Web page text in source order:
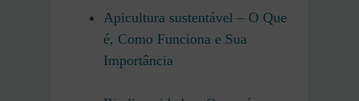
Apicultura sustentável – O Que
é, Como Funciona e Sua
Importância